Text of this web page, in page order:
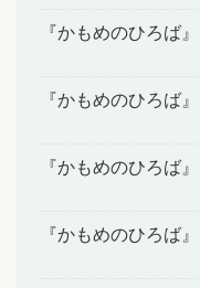
『かもめのひろば
『かもめのひろば
『かもめのひろば
『かもめのひろば